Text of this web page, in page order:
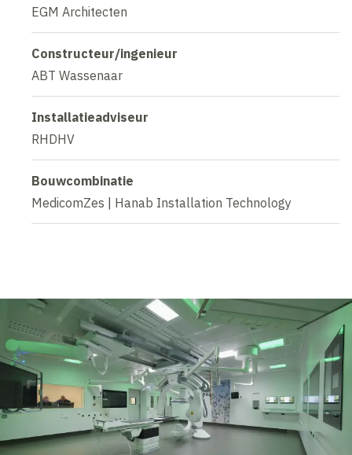
EGM Architecten
Constructeur/ingenieur
ABT Wassenaar
Installatieadviseur
RHDHV
Bouwcombinatie
MedicomZes | Hanab Installation Technology